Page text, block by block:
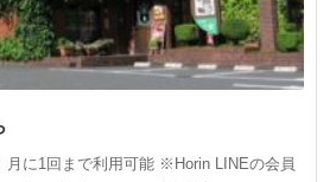
月に1回まで利用可能 ※Horin LINEの会員